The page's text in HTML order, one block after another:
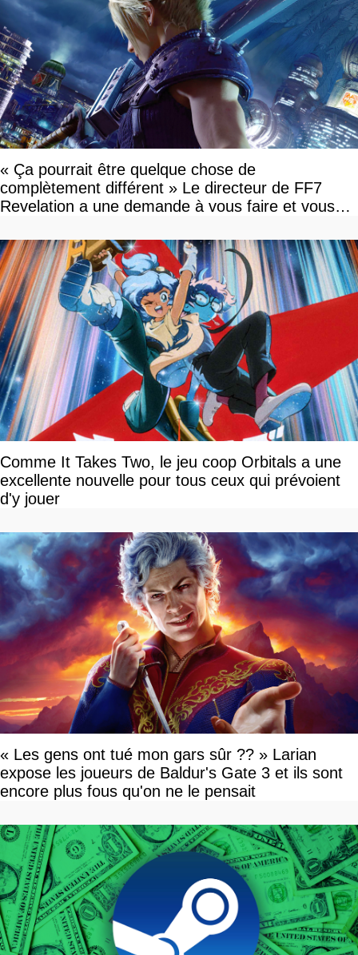
« Ça pourrait être quelque chose de
complètement différent » Le directeur de FF7
Revelation a une demande à vous faire et vous
Comme It Takes Two, le jeu coop Orbitals a une
excellente nouvelle pour tous ceux qui prévoient
d'y jouer
« Les gens ont tué mon gars sûr ?? » Larian
expose les joueurs de Baldur's Gate 3 et ils sont
encore plus fous qu'on ne le pensait